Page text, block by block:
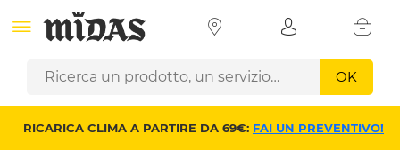
OK
RICARICA CLIMA A PARTIRE DA 69€: FAI UN PREVENTIVO!